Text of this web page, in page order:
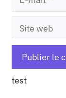
Site
test